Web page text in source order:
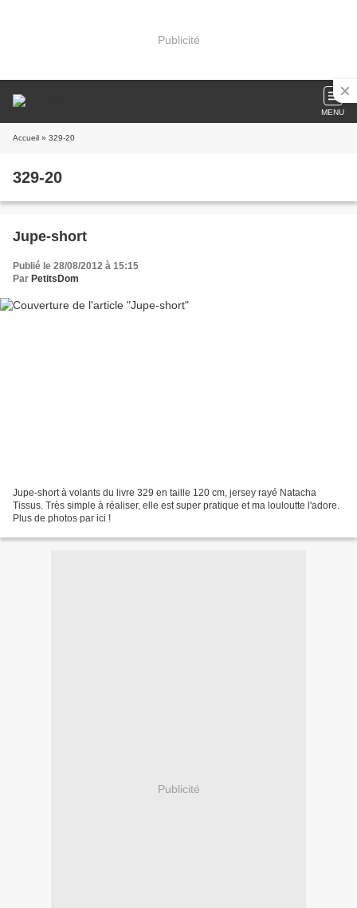
Publicité
MENU
Accueil » 329-20
329-20
Jupe-short
Publié le 28/08/2012 à 15:15
Par PetitsDom
Jupe-short à volants du livre 329 en taille 120 cm, jersey rayé Natacha
Tissus. Très simple à réaliser, elle est super pratique et ma louloutte l'adore.
Plus de photos par ici !
Publicité